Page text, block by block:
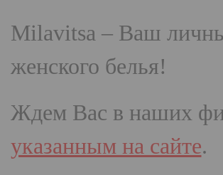
Milavitsa – Ваш
женского белья!
Ждем Вас в наших
указанным на сайте.